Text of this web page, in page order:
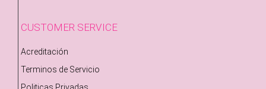
CUSTOMER SERVICE
Acreditación
Terminos de Servicio